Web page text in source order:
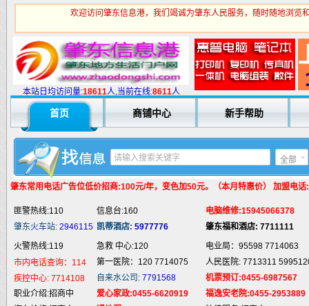
欢迎访问肇东信息港，我们竭诚为肇东人民服务，随时随地浏览
本站日均访问量:18611人,当前在线:8611人
首页 商铺中心 新手帮助
全部
肇东常用电话广告位低价招商:100元/年，变色加50元。（本月特惠价） 加盟电
火警热线:119 急救 中心:120
电业局：95598 7714063
市内电话查询：114
第一医院：120 7714075
人民医院: 7713311
疾控中心:7714108
职业介绍:招商中
爱心家政:0455-6620919
福逸安老院:0455-2953889
汽车抢修:招商中
婚姻介绍:招商中
液 化 气:招商中
电脑培训:15945066378
婚庆庆典:招商中
快递服务:招商中
专业刷墙:15945980325
纯 净 水:招商中
蛋糕预定:招商中
房产中介:招商中
肇东火车站:2946115 凯蒂酒店:5977776
肇东福和酒店: 7711111
火警热线:119
急救 中心:120
电业局：95598 7714063
市内电话查询：114
第一医院：120 7714075
人民医院: 7713311
疾控中心:7714108 自来水公司:7791568
机票预订:0455-6987567
职业介绍:招商中
爱心家政:0455-6620919
福逸安老院:0455-2953889
汽车抢修:招商中
通地漏:0455-5980332
法律服务:招商中